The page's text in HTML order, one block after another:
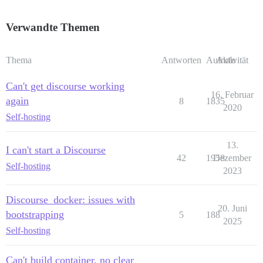
Verwandte Themen
Thema Antworten Aufrufe
Aktivität
Can't get discourse working
again
Self-hosting
8 1835
16. Februar
2020
I can't start a Discourse
Self-hosting
42 1958
13.
Dezember
2023
Discourse_docker: issues with
bootstrapping
Self-hosting
5 188
20. Juni
2025
Can't build container, no clear